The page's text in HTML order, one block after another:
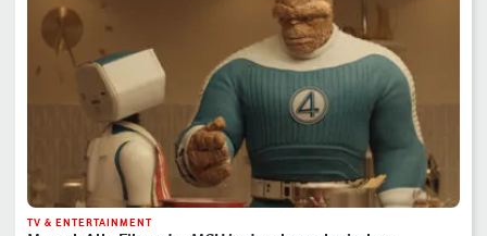
TV & ENTERTAINMENT